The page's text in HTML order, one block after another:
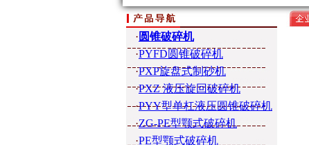
· 圆锥破碎机
·PYFD圆锥破碎机
·PXP旋盘式制砂机
·PXZ 液压旋回破碎机
·PYY型单杠液压圆锥破碎机
·ZG-PE型颚式破碎机
·PE型颚式破碎机